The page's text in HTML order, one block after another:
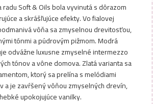
Soft & Oils bola vyvinutá s dôrazom
a skrášľujúce efekty. Vo fialovej
vôňa sa zmyselnou drevitosťou,
tónmi a púdrovým pižmom. Modrá
odvážne luxusne zmyselné intermezzo
tónov a vône domova. Zlatá varianta sa
ktorý sa prelína s melódiami
a je zavŕšený vôňou zmyselných drevín,
upokojujúce vanilky.